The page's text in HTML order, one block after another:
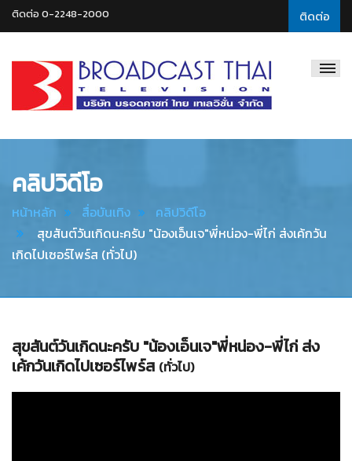
ติดต่อ
ติดต่อ 0-2248-2000
Thai
คลิปวิดีโอ
หน้าหลัก สื่อบันเทิง
คลิปวิดีโอ
สุขสันต์วันเกิดนะครับ "น้องเอ็นเจ"พี่หน่อง-พี่ไก่ ส่งเค้กวัน
เกิดไปเซอร์ไพร์ส (ทั่วไป)
สุขสันต์วันเกิดนะครับ "น้องเอ็นเจ"พี่หน่อง-พี่ไก่ ส่ง
เค้กวันเกิดไปเซอร์ไพร์ส (ทั่วไป)